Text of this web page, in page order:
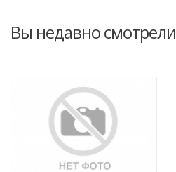
Вы недавно смотрели